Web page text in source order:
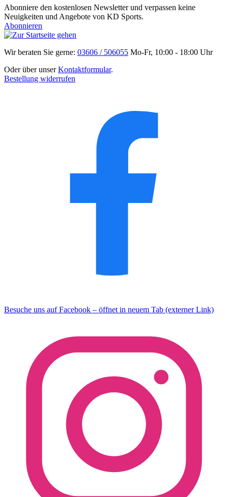
Abonniere den kostenlosen Newsletter und verpassen keine
Neuigkeiten und Angebote von KD Sports.
Abonnieren
Wir beraten Sie gerne: 03606 / 506055 Mo-Fr, 10:00 - 18:00 Uhr
Oder über unserKontaktformular.
Bestellung widerrufen
Besuche uns auf Facebook – öffnet in neuem Tab (externer Link)